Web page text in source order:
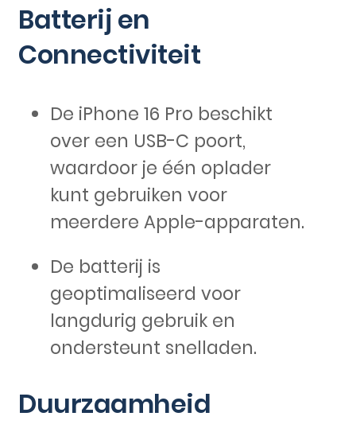
Batterij en
Connectiviteit
De iPhone 16 Pro beschikt
over een USB-C poort,
waardoor je één oplader
kunt gebruiken voor
meerdere Apple-apparaten.
De batterij is
geoptimaliseerd voor
langdurig gebruik en
ondersteunt snelladen.
Duurzaamheid